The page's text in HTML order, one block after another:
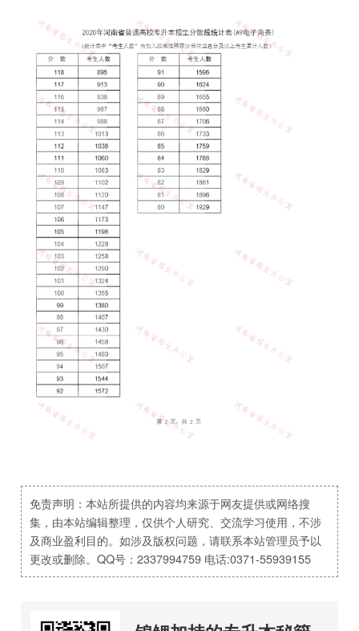
免责声明：本站所提供的内容均来源于网友提供或网络搜
集，由本站编辑整理，仅供个人研究、交流学习使用，不涉
及商业盈利目的。如涉及版权问题，请联系本站管理员予以
更改或删除。QQ号：2337994759 电话:0371-55939155